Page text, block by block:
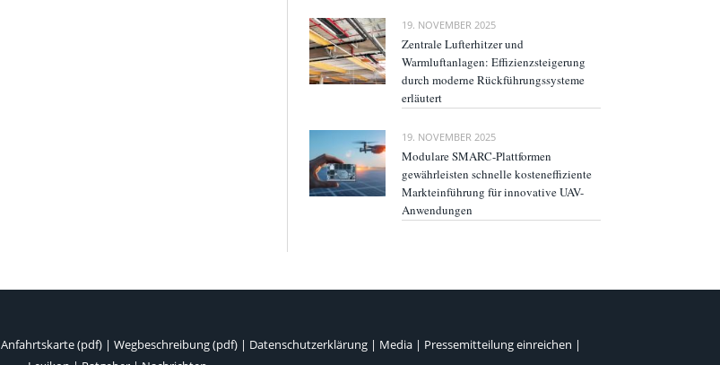
19. NOVEMBER 2025
Zentrale Lufterhitzer und
Warmluftanlagen: Effizienzsteigerung
durch moderne Rückführungssysteme
erläutert
19. NOVEMBER 2025
Modulare SMARC-Plattformen
gewährleisten schnelle kosteneffiziente
Markteinführung für innovative UAV-
Anwendungen
Anfahrtskarte (pdf) | Wegbeschreibung (pdf) | Datenschutzerklärung | Media | Pressemitteilung einreichen |